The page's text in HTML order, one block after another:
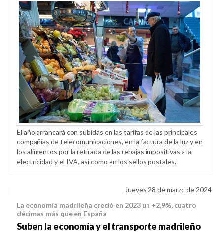
El año arrancará con subidas en las tarifas de las principales
compañías de telecomunicaciones, en la factura de la luz y en
los alimentos por la retirada de las rebajas impositivas a la
electricidad y el IVA, así como en los sellos postales.
Jueves 28 de marzo de 2024
La economía madrileña creció en 2023 un +2,9%, cuatro
décimas más que en España
Suben la economía y el transporte madrileño